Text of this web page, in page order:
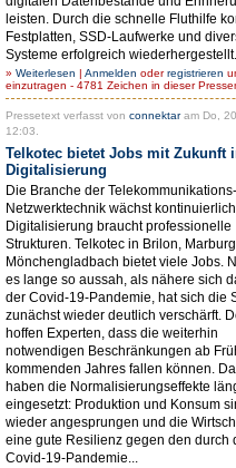
leisten. Durch die schnelle Fluthilfe
Festplatten, SSD-Laufwerke und
Systeme erfolgreich wiederhergestellt...
» Weiterlesen | Anmelden oderregistrieren
einzutragen - 4781 Zeichen in dieser
Pressetext verfasst von connektaram Do,
12:03.
Telkotec bietet Jobs mit Zukunft
Digitalisierung
Die Branche der
Netzwerktechnik wächst
Digitalisierung braucht professionelle
Strukturen. Telkotec in Brilon,
Mönchengladbach bietet viele Jobs.
es lange so aussah, als nähere sich
der Covid-19-Pandemie, hat sich die
zunächst wieder deutlich verschärft.
hoffen Experten, dass die weiterhin
notwendigen Beschränkungen ab
kommenden Jahres fallen können.
haben die Normalisierungseffekte
eingesetzt: Produktion und Konsum
wieder angesprungen und die
eine gute Resilienz gegen den durch
Covid-19-Pandemie...